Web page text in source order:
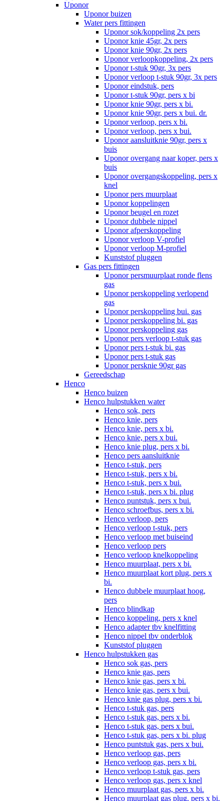
Uponor
Uponor buizen
Water pers fittingen
Uponor sok/koppeling 2x pers
Uponor knie 45gr, 2x pers
Uponor knie 90gr, 2x pers
Uponor verloopkoppeling, 2x pers
Uponor t-stuk 90gr, 3x pers
Uponor verloop t-stuk 90gr, 3x pers
Uponor eindstuk, pers
Uponor t-stuk 90gr, pers x bi
Uponor knie 90gr, pers x bi.
Uponor knie 90gr, pers x bui. dr.
Uponor verloop, pers x bi.
Uponor verloop, pers x bui.
Uponor aansluitknie 90gr, pers x
buis
Uponor overgang naar koper, pers x
buis
Uponor overgangskoppeling, pers x
knel
Uponor pers muurplaat
Uponor koppelingen
Uponor beugel en rozet
Uponor dubbele nippel
Uponor afperskoppeling
Uponor verloop V-profiel
Uponor verloop M-profiel
Kunststof pluggen
Gas pers fittingen
Uponor persmuurplaat ronde flens
gas
Uponor perskoppeling verlopend
gas
Uponor perskoppeling bui. gas
Uponor perskoppeling bi. gas
Uponor perskoppeling gas
Uponor pers verloop t-stuk gas
Uponor pers t-stuk bi. gas
Uponor pers t-stuk gas
Uponor persknie 90gr gas
Gereedschap
Henco
Henco buizen
Henco hulpstukken water
Henco sok, pers
Henco knie, pers
Henco knie, pers x bi.
Henco knie, pers x bui.
Henco knie plug, pers x bi.
Henco pers aansluitknie
Henco t-stuk, pers
Henco t-stuk, pers x bi.
Henco t-stuk, pers x bui.
Henco t-stuk, pers x bi. plug
Henco puntstuk, pers x bui.
Henco schroefbus, pers x bi.
Henco verloop, pers
Henco verloop t-stuk, pers
Henco verloop met buiseind
Henco verloop pers
Henco verloop knelkoppeling
Henco muurplaat, pers x bi.
Henco muurplaat kort plug, pers x
bi.
Henco dubbele muurplaat hoog,
pers
Henco blindkap
Henco koppeling, pers x knel
Henco adapter tbv knelfitting
Henco nippel tbv onderblok
Kunststof pluggen
Henco hulpstukken gas
Henco sok gas, pers
Henco knie gas, pers
Henco knie gas, pers x bi.
Henco knie gas, pers x bui.
Henco knie gas plug, pers x bi.
Henco t-stuk gas, pers
Henco t-stuk gas, pers x bi.
Henco t-stuk gas, pers x bui.
Henco t-stuk gas, pers x bi. plug
Henco puntstuk gas, pers x bui.
Henco verloop gas, pers
Henco verloop gas, pers x bi.
Henco verloop t-stuk gas, pers
Henco verloop gas, pers x knel
Henco muurplaat gas, pers x bi.
Henco muurplaat gas plug, pers x bi.